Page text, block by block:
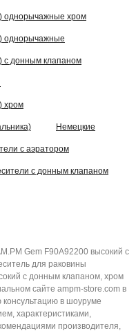
однорычажные хром
однорычажные
с донным клапаном
хром
Немецкие
с аэратором
с донным клапаном
Gem F90A92200 высокий с
для раковины
с донным клапаном, хром
сайте ampm-store.com в
в шоуруме
характеристиками,
производителя,